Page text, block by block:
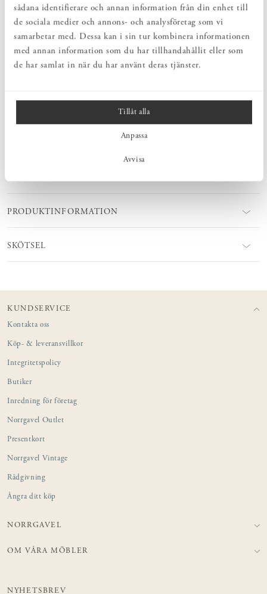
sådana identifierare och annan information från din enhet till
de sociala medier och annons- och analysföretag som vi
samarbetar med. Dessa kan i sin tur kombinera informationen
med annan information som du har tillhandahållit eller som
de har samlat in när du har använt deras tjänster.
Tillåt alla
Anpassa
Avvisa
väldoftande kudden över ögonen för en stunds avkoppling.
Ögonkudden kan också läggas i linneskåpet eller på kudden för att
sprida en mild och frisk doft. Det finns väl inget bättre än
nytvättade och väldoftande sängkläder. Överdragen till
ögonkuddarna finns i flera olika färger i percale-bomull och kan
enkelt tvättas i maskin.
kunskap om textilier och material. Olaf har en bakgrund inom
PRODUKTINFORMATION
SKÖTSEL
KUNDSERVICE
Kontakta oss
Köp- & leveransvillkor
Integritetspolicy
Butiker
Inredning för företag
Norrgavel Outlet
Presentkort
Norrgavel Vintage
Rådgivning
Ångra ditt köp
NORRGAVEL
OM VÅRA MÖBLER
NYHETSBREV